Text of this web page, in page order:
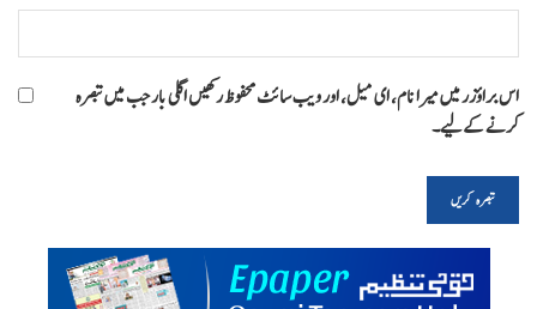
اس براؤزر میں میرا نام، ای میل، اور ویب سائٹ محفوظ رکھیں اگلی بار جب میں تبصرہ
کرنے کےلیے۔